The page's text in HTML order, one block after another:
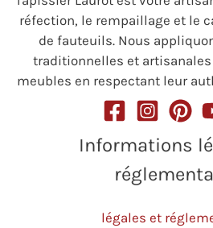
réfection, le rempaillage et le
de fauteuils. Nous
traditionnelles et
meubles en respectant leur
Informations
légales et